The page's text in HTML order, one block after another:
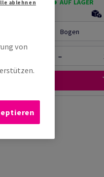
Produkt
AUF LAGER
Bogen
−
von
ablehnen